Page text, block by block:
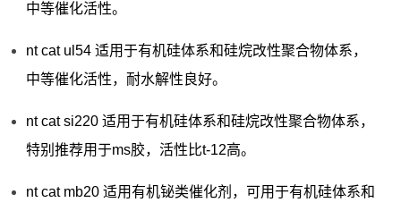
中等催化活性。
nt cat ul54 适用于有机硅体系和硅烷改性聚合物体系，
中等催化活性，耐水解性良好。
nt cat si220 适用于有机硅体系和硅烷改性聚合物体系，
特别推荐用于ms胶，活性比t-12高。
nt cat mb20 适用有机铋类催化剂，可用于有机硅体系和